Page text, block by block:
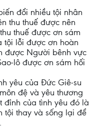
đổi nhiều tội nhân
thu thuế được nên
thuế được ơn sám
tội lỗi được ơn hoàn
được Người bênh vực
lô được ơn sám hối
yêu của Đức Giê-su
đệ và yêu thương
đỉnh của tình yêu đó là
tội thay và sống lại để